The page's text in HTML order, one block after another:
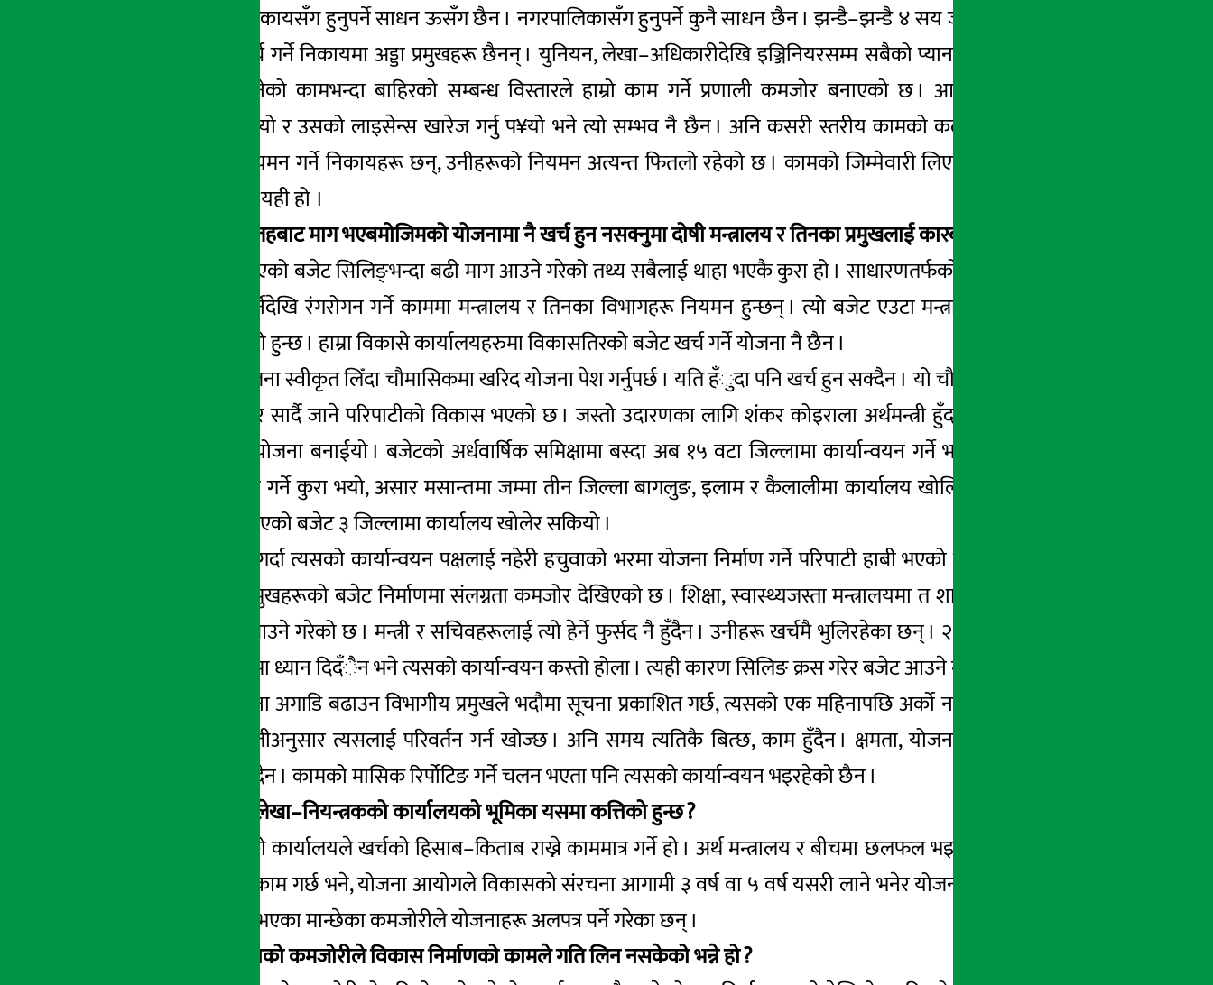
सडक विभागजस्तो निकायसँग हुनुपर्ने साधन ऊसँग छैन । नगरपालिकासँग हुनुपर्ने कुनै साधन छैन । झन्डै–झन्डै ४ सय जति नियन्त्रकको कार्यालयमा
कर्मचारी नै छैन । खर्च गर्ने निकायमा अड्डा प्रमुखहरू छैनन् । युनियन, लेखा–अधिकारीदेखि इञ्जिनियरसम्म सबैको प्यानल छ, एकविना अर्को काममा
जान मान्दैन । यो भनेको कामभन्दा बाहिरको सम्बन्ध विस्तारले हाम्रो काम गर्ने प्रणाली कमजोर बनाएको छ । आजको दिनमा कुनै ठेकेदारले
गुणस्तरहीन काम ग¥यो र उसको लाइसेन्स खारेज गर्नु प¥यो भने त्यो सम्भव नै छैन । अनि कसरी स्तरीय कामको कल्पना गर्न सकिन्छ ? सरकारी
संयन्त्रमा यति धेरै नियमन गर्ने निकायहरू छन्, उनीहरूको नियमन अत्यन्त फितलो रहेको छ । कामको जिम्मेवारी लिएकाहरुलाई जिम्मेवार बनाउन
नसक्नुको मुल कारण यही हो ।
मन्त्रालय लगायतको तहबाट माग भएबमोजिमको योजनामा नै खर्च हुन नसक्नुमा दोषी मन्त्रालय र तिनका प्रमुखलाई कारबाही गर्न सकिँदैैन ?
मन्त्रालयहरूलाई दिइएको बजेट सिलिङ्भन्दा बढी माग आउने गरेको तथ्य सबैलाई थाहा भएकै कुरा हो । साधारणतर्फको बजेट ‘अनटाइम’मा खर्च हुने
गरेको छ । कार्पेट फेर्नेदेखि रंगरोगन गर्ने काममा मन्त्रालय र तिनका विभागहरू नियमन हुन्छन् । त्यो बजेट एउटा मन्त्रालयका लागि सानो भए पनि
सबैतिरको जोड्दा ठूलो हुन्छ । हाम्रा विकासे कार्यालयहरुमा विकासतिरको बजेट खर्च गर्ने योजना नै छैन ।
अर्थ मन्त्रालयबाट योजना स्वीकृत लिँदा चौमासिकमा खरिद योजना पेश गर्नुपर्छ । यति हँुदा पनि खर्च हुन सक्दैन । यो चौमासिकमा सकिएन अब अर्को
चौमासमा गरौँला भनेर सार्दै जाने परिपाटीको विकास भएको छ । जस्तो उदारणका लागि शंकर कोइराला अर्थमन्त्री हुँदा २५ वटा जिल्लामा स्वास्थ्य
बीमा लागू गर्ने भनेर योजना बनाईयो । बजेटको अर्धवार्षिक समिक्षामा बस्दा अब १५ वटा जिल्लामा कार्यान्वयन गर्ने भनियो । असारमा आइपुग्दा ५
जिल्लामा कार्यान्वयन गर्ने कुरा भयो, असार मसान्तमा जम्मा तीन जिल्ला बागलुङ, इलाम र कैलालीमा कार्यालय खोलियो । २५ जिल्लाको स्वास्थ्य
बीमाका लागि छुट्याइएको बजेट ३ जिल्लामा कार्यालय खोलेर सकियो ।
यसले योजना तर्जुमा गर्दा त्यसको कार्यान्वयन पक्षलाई नहेरी हचुवाको भरमा योजना निर्माण गर्ने परिपाटी हाबी भएको देखाउँछ । मन्त्रालयको मन्त्री,
सचिव र विभागीय प्रमुखहरूको बजेट निर्माणमा संलग्नता कमजोर देखिएको छ । शिक्षा, स्वास्थ्यजस्ता मन्त्रालयमा त शाखा अधिकृतले जस्तो बनाएर
पठायो, त्यस्तै बजेट आउने गरेको छ । मन्त्री र सचिवहरूलाई त्यो हेर्ने फुर्सद नै हुँदैन । उनीहरू खर्चमै भुलिरहेका छन् । २०÷२५ वर्ष काम गरेर आएका
मान्छेले बजेट निर्माणमा ध्यान दिदँैन भने त्यसको कार्यान्वयन कस्तो होला । त्यही कारण सिलिङ क्रस गरेर बजेट आउने गरेको छ ।
अर्को कुरा, कुनै योजना अगाडि बढाउन विभागीय प्रमुखले भदौमा सूचना प्रकाशित गर्छ, त्यसको एक महिनापछि अर्को नयाँ मान्छे त्यो ठाउँमा आउँछ ।
उसले आफ्नो तजबीजीअनुसार त्यसलाई परिवर्तन गर्न खोज्छ । अनि समय त्यतिकै बित्छ, काम हुँदैन । क्षमता, योजना र सम्भाव्यता नहेरी योजना
निर्माण हँुदा काम हुँदैन । कामको मासिक रिर्पोटिङ गर्ने चलन भएता पनि त्यसको कार्यान्वयन भइरहेको छैन ।
योजना आयोग र महालेखा–नियन्त्रकको कार्यालयको भूमिका यसमा कत्तिको हुन्छ ?
महालेखा–नियन्त्रकको कार्यालयले खर्चको हिसाब–किताब राख्ने काममात्र गर्ने हो । अर्थ मन्त्रालय र बीचमा छलफल भइरहेको हुन्छ । अर्थ मन्त्रालयले
वित्तीय स्रोत जुटाउने काम गर्छ भने, योजना आयोगले विकासको संरचना आगामी ३ वर्ष वा ५ वर्ष यसरी लाने भनेर योजना तर्जुमा गर्नु हो । तर, योजना
आयोग र मन्त्रालयमा भएका मान्छेका कमजोरीले योजनाहरू अलपत्र पर्ने गरेका छन् ।
भनेपछि नीति–निर्माताको कमजोरीले विकास निर्माणको कामले गति लिन नसकेको भन्ने हो ?